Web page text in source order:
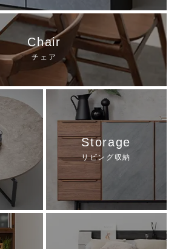
Chair
チェア
Storage
リビング収納